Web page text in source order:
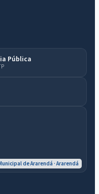
Pública
de Ararendá · Ararendá
Diário Oficial